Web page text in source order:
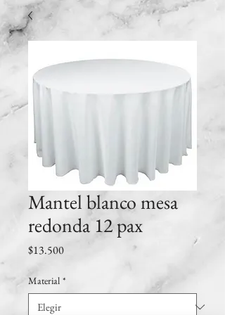
Mantel blanco mesa
redonda 12 pax
$13.500Precio
Material *